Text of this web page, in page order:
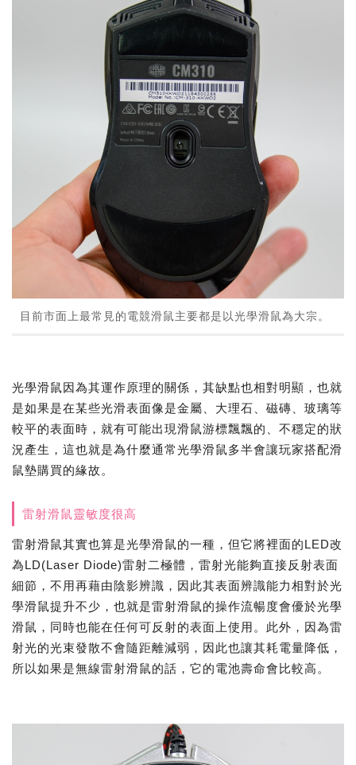
目前市面上最常見的電競滑鼠主要都是以光學滑鼠為大宗。
光學滑鼠因為其運作原理的關係，其缺點也相對明顯，也就
是如果是在某些光滑表面像是金屬、大理石、磁磚、玻璃等
較平的表面時，就有可能出現滑鼠游標飄飄的、不穩定的狀
況產生，這也就是為什麼通常光學滑鼠多半會讓玩家搭配滑
鼠墊購買的緣故。
雷射滑鼠靈敏度很高
雷射滑鼠其實也算是光學滑鼠的一種，但它將裡面的LED改
為LD(Laser Diode)雷射二極體，雷射光能夠直接反射表面
細節，不用再藉由陰影辨識，因此其表面辨識能力相對於光
學滑鼠提升不少，也就是雷射滑鼠的操作流暢度會優於光學
滑鼠，同時也能在任何可反射的表面上使用。此外，因為雷
射光的光束發散不會隨距離減弱，因此也讓其耗電量降低，
所以如果是無線雷射滑鼠的話，它的電池壽命會比較高。